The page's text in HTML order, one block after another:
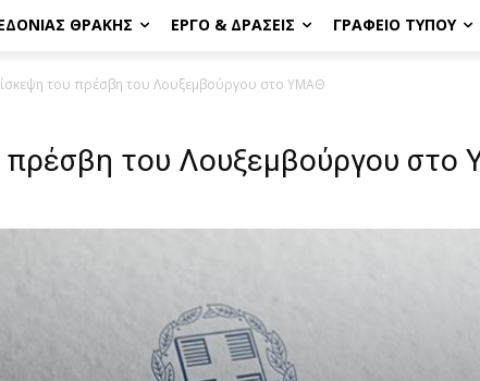
ΘΡΆΚΗΣ ΈΡΓΟ & ΔΡΆΣΕΙΣ ΓΡΑΦΕΊΟ ΤΎΠΟΥ
του πρέσβη του Λουξεμβούργου στο ΥΜΑΘ
πρέσβη του Λουξεμβούργου στο